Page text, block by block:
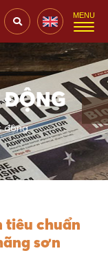
ĐỘNG
động
tiêu chuẩn
sơn